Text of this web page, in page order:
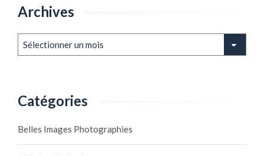
Archives
Catégories
Belles Images Photographies